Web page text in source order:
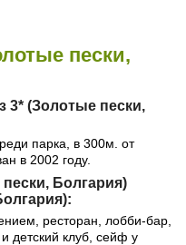
пески,
3* (Золотые пески,
парка, в 300м. от
в 2002 году.
Болгария)
ресторан, лобби-бар,
детский клуб, сейф у